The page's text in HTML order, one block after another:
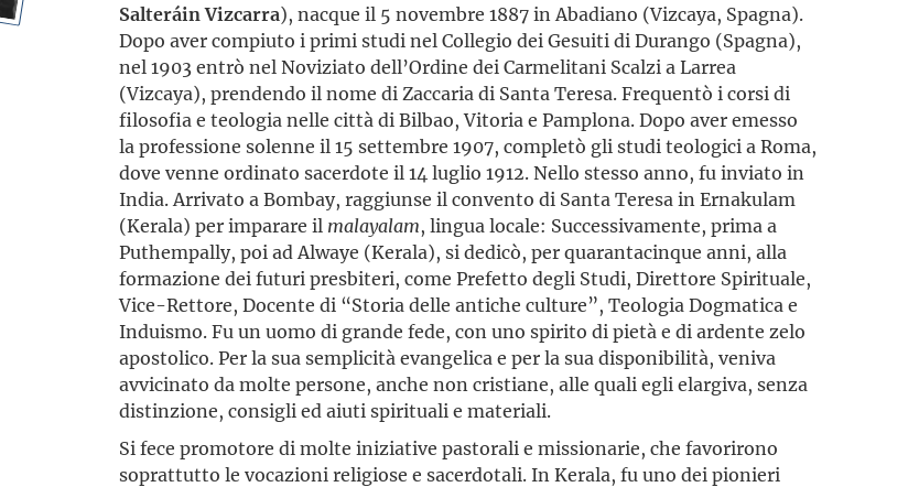
Salteráin Vizcarra), nacque il 5 novembre 1887 in Abadiano (Vizcaya, Spagna).
Dopo aver compiuto i primi studi nel Collegio dei Gesuiti di Durango (Spagna),
nel 1903 entrò nel Noviziato dell’Ordine dei Carmelitani Scalzi a Larrea
(Vizcaya), prendendo il nome di Zaccaria di Santa Teresa. Frequentò i corsi di
filosofia e teologia nelle città di Bilbao, Vitoria e Pamplona. Dopo aver emesso
la professione solenne il 15 settembre 1907, completò gli studi teologici a Roma,
dove venne ordinato sacerdote il 14 luglio 1912. Nello stesso anno, fu inviato in
India. Arrivato a Bombay, raggiunse il convento di Santa Teresa in Ernakulam
(Kerala) per imparare il malayalam, lingua locale: Successivamente, prima a
Puthempally, poi ad Alwaye (Kerala), si dedicò, per quarantacinque anni, alla
formazione dei futuri presbiteri, come Prefetto degli Studi, Direttore Spirituale,
Vice-Rettore, Docente di “Storia delle antiche culture”, Teologia Dogmatica e
Induismo. Fu un uomo di grande fede, con uno spirito di pietà e di ardente zelo
apostolico. Per la sua semplicità evangelica e per la sua disponibilità, veniva
avvicinato da molte persone, anche non cristiane, alle quali egli elargiva, senza
distinzione, consigli ed aiuti spirituali e materiali.
Si fece promotore di molte iniziative pastorali e missionarie, che favorirono
soprattutto le vocazioni religiose e sacerdotali. In Kerala, fu uno dei pionieri